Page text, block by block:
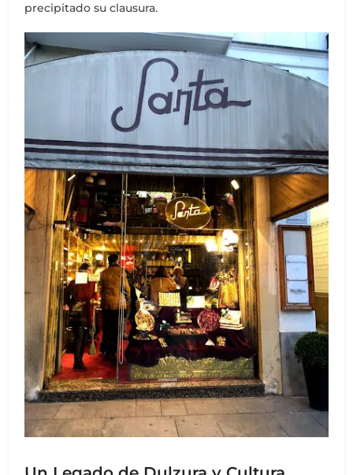
precipitado su clausura.